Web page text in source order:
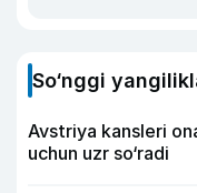
So‘nggi
Avstriya kansleri
uchun uzr so‘radi